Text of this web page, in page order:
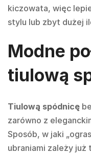
kiczowata, więc
stylu lub zbyt dużej
Modne
tiulową
Tiulową spódnicę
zarówno z
Sposób, w jaki
ubraniami zależy